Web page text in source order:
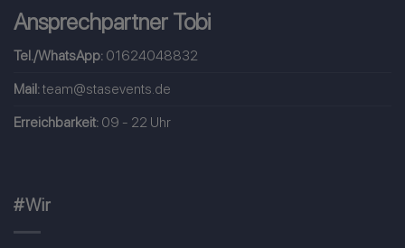
Ansprechpartner Tobi
Tel./WhatsApp: 01624048832
Mail:team@stasevents.de
Erreichbarkeit: 09 - 22 Uhr
#Wir